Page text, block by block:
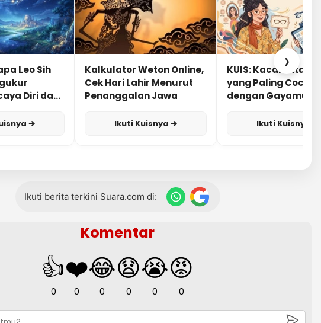
Leo Sih
Diri dan
➔
Kalkulator Weton Online,
Cek Hari Lahir Menurut
Penanggalan Jawa
Ikuti Kuisnya ➔
KUIS: Kacamata Apa
yang Paling Cocok
dengan Gayamu?
Ikuti Kuisnya ➔
❯
Ikuti berita terkini Suara.com di:
Komentar
👍
0
❤️
0
😂
0
😧
0
😭
0
😡
0